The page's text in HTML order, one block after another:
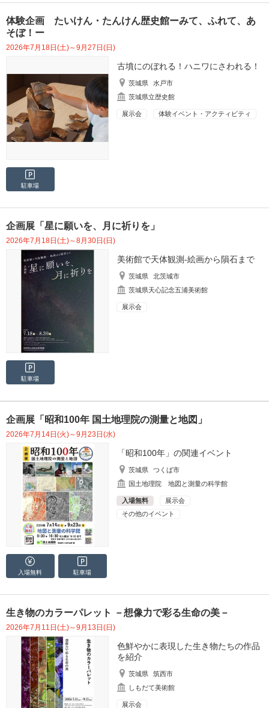
体験企画 たいけん・たんけん歴史館ーみて、ふれて、あ
そぼ！ー
2026年7月18日(土)～9月27日(日)
古墳にのぼれる！ハニワにさわれる！
茨城県
水戸市
茨城県立歴史館
展示会 体験イベント・アクティビティ
駐車場
企画展「星に願いを、月に祈りを」
2026年7月18日(土)～8月30日(日)
美術館で天体観測‐絵画から隕石まで
茨城県
北茨城市
茨城県天心記念五浦美術館
展示会
駐車場
企画展「昭和100年 国土地理院の測量と地図」
2026年7月14日(火)～9月23日(水)
「昭和100年」の関連イベント
茨城県
つくば市
国土地理院 地図と測量の科学館
入場無料
展示会
その他のイベント
入場無料 駐車場
生き物のカラーパレット －想像力で彩る生命の美－
2026年7月11日(土)～9月13日(日)
色鮮やかに表現した生き物たちの作品
を紹介
茨城県
筑西市
しもだて美術館
展示会